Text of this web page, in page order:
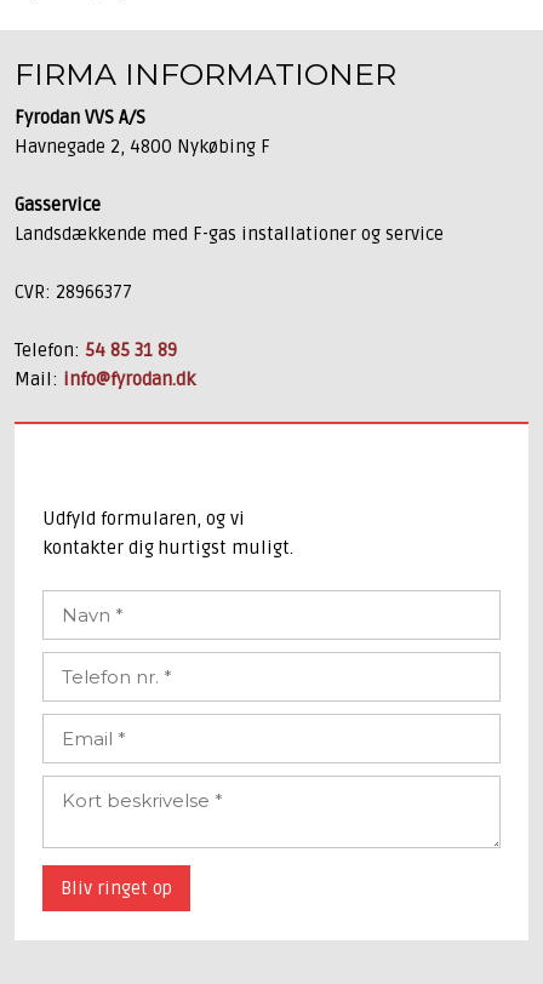
FIRMA INFORMATIONER​
Fyrodan VVS A/S
Havnegade 2, 4800 Nykøbing F
Gasservice
​Landsdækkende med F-gas installationer og service
CVR: 28966377
Telefon: 54 85 31 89
Mail: info@fyrodan.dk​
​Udfyld formularen, og vi
kontakter dig hurtigst muligt.